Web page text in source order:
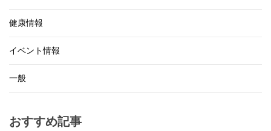
健康情報
イベント情報
一般
おすすめ記事